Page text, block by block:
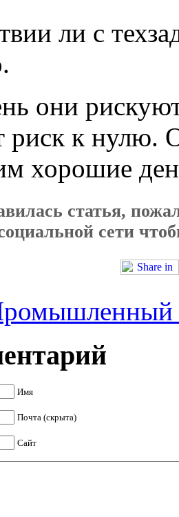
ли с
они
риск к нулю.
хорошие
статья,
сети
Имя
Почта (скрыта)
Сайт